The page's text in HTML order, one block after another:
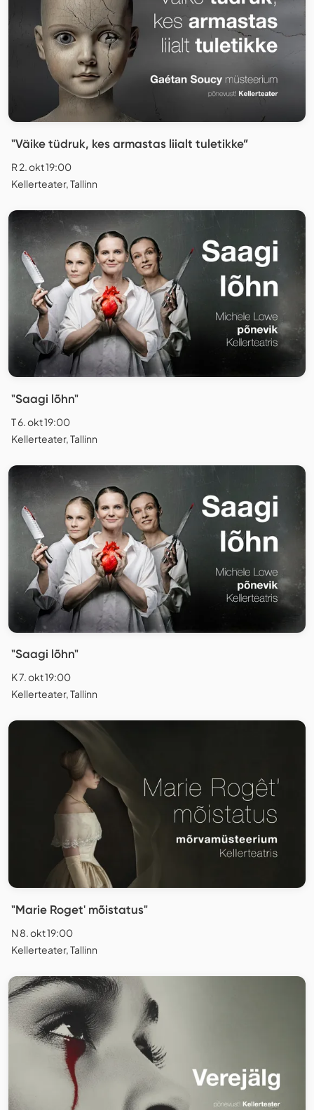
"Väike tüdruk, kes armastas liialt tuletikke”
R 2. okt 19:00
Kellerteater, Tallinn
"Saagi lõhn"
T 6. okt 19:00
Kellerteater, Tallinn
"Saagi lõhn"
K 7. okt 19:00
Kellerteater, Tallinn
"Marie Roget' mõistatus"
N 8. okt 19:00
Kellerteater, Tallinn